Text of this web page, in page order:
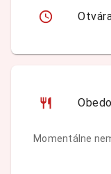
Momentálne